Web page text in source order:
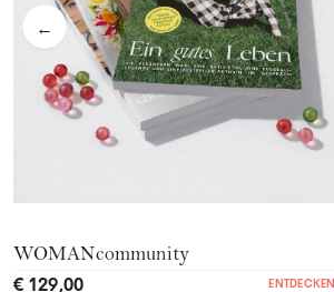
←
WOMANcommunity
€ 129,00 ENTDECKEN